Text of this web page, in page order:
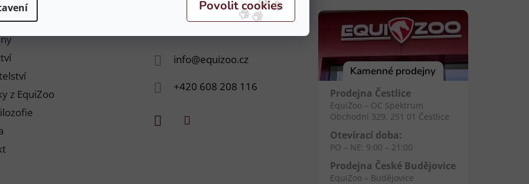
z EquiZoo
info@equizoo.cz
+420 608 208 116
Kamenné prodejny
Prodejna Čestlice
EquiZoo – OC Spektrum
Obchodní 329, 251 01 Čestlice
Otevírací doba:
PO – NE: 9:00 – 21:00
Prodejna České Budějovice
EquiZoo – Budějovice